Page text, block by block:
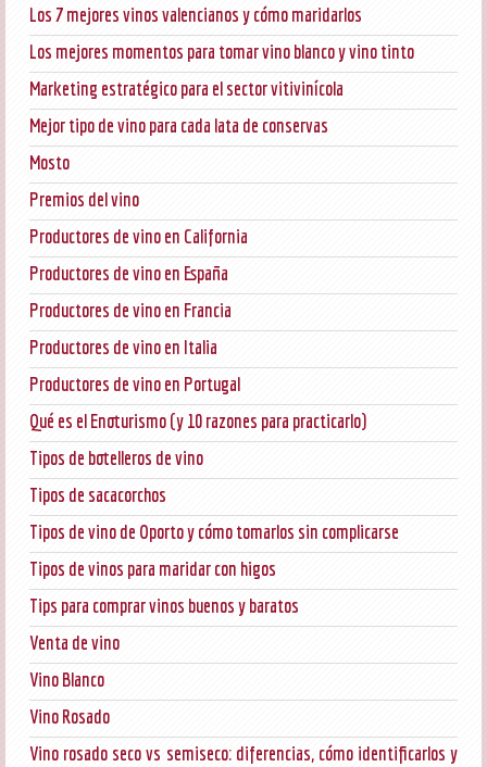
Los 7 mejores vinos valencianos y cómo maridarlos
Los mejores momentos para tomar vino blanco y vino tinto
Marketing estratégico para el sector vitivinícola
Mejor tipo de vino para cada lata de conservas
Mosto
Premios del vino
Productores de vino en California
Productores de vino en España
Productores de vino en Francia
Productores de vino en Italia
Productores de vino en Portugal
Qué es el Enoturismo (y 10 razones para practicarlo)
Tipos de botelleros de vino
Tipos de sacacorchos
Tipos de vino de Oporto y cómo tomarlos sin complicarse
Tipos de vinos para maridar con higos
Tips para comprar vinos buenos y baratos
Venta de vino
Vino Blanco
Vino Rosado
Vino rosado seco vs semiseco: diferencias, cómo identificarlos y